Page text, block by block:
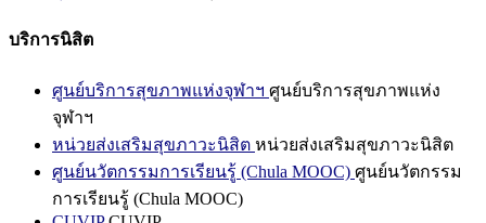
บริการนิสิต
ศูนย์บริการสุขภาพแห่งจุฬาฯ ศูนย์บริการสุขภาพแห่ง
จุฬาฯ
หน่วยส่งเสริมสุขภาวะนิสิต หน่วยส่งเสริมสุขภาวะนิสิต
ศูนย์นวัตกรรมการเรียนรู้ (Chula MOOC) ศูนย์นวัตกรรม
การเรียนรู้ (Chula MOOC)